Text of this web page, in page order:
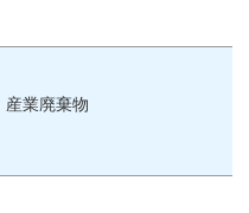
産業廃棄物